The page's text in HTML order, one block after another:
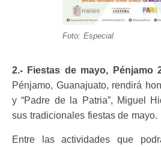
Foto: Especial
2.- Fiestas de mayo, Pénjamo
Pénjamo, Guanajuato, rendirá
y “Padre de la Patria”, Miguel
sus tradicionales fiestas de mayo.
Entre las actividades que